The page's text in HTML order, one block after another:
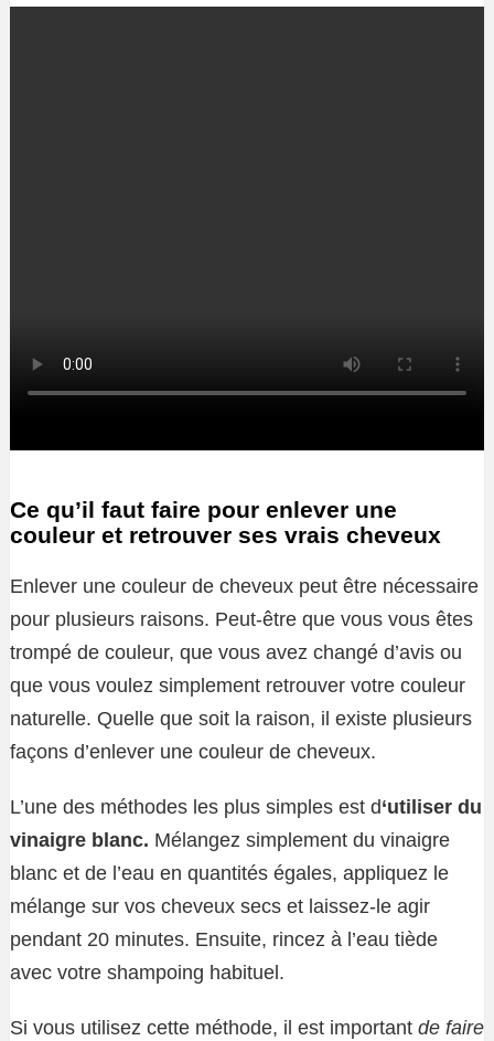
Ce qu’il faut faire pour enlever une
couleur et retrouver ses vrais cheveux
Enlever une couleur de cheveux peut être nécessaire
pour plusieurs raisons. Peut-être que vous vous êtes
trompé de couleur, que vous avez changé d’avis ou
que vous voulez simplement retrouver votre couleur
naturelle. Quelle que soit la raison, il existe plusieurs
façons d’enlever une couleur de cheveux.
L’une des méthodes les plus simples est d‘utiliser du
vinaigre blanc. Mélangez simplement du vinaigre
blanc et de l’eau en quantités égales, appliquez le
mélange sur vos cheveux secs et laissez-le agir
pendant 20 minutes. Ensuite, rincez à l’eau tiède
avec votre shampoing habituel.
Si vous utilisez cette méthode, il est important de faire